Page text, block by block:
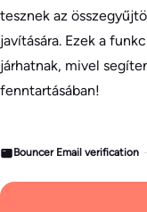
tesznek az
javítására. Ezek a
járhatnak, mivel
fenntartásában!
Bouncer Email verification